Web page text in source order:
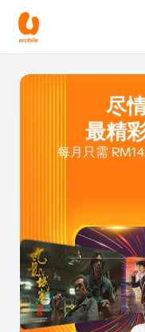
尽
最精
每月只需